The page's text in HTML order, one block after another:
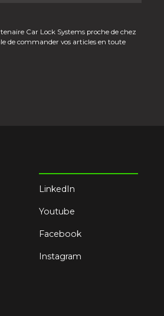
Car Lock Systems proche de chez
de commander vos articles en toute
LinkedIn
Youtube
Facebook
Instagram